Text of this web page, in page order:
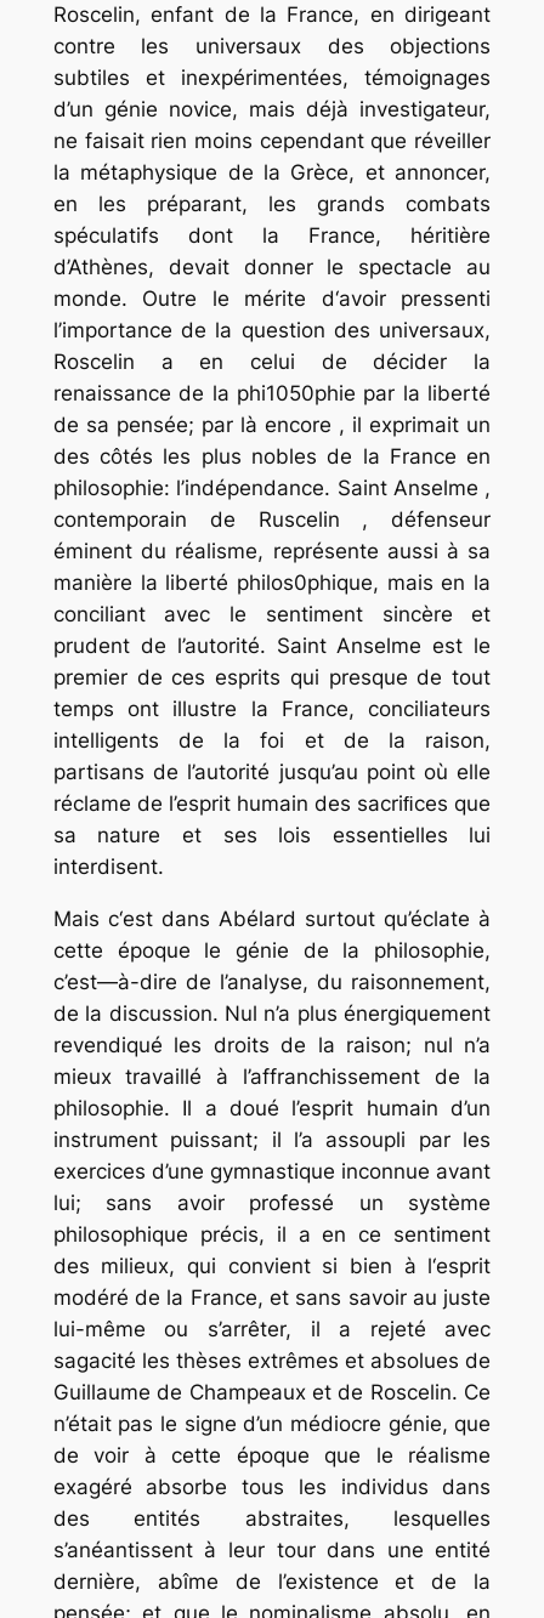
Roscelin, enfant de la France, en dirigeant
contre les universaux des objections
subtiles et inexpérimentées, témoignages
d’un génie novice, mais déjà investigateur,
ne faisait rien moins cependant que réveiller
la métaphysique de la Grèce, et annoncer,
en les préparant, les grands combats
spéculatifs dont la France, héritière
d’Athènes, devait donner le spectacle au
monde. Outre le mérite d‘avoir pressenti
l’importance de la question des universaux,
Roscelin a en celui de décider la
renaissance de la phi1050phie par la liberté
de sa pensée; par là encore , il exprimait un
des côtés les plus nobles de la France en
philosophie: l’indépendance. Saint Anselme ,
contemporain de Ruscelin , défenseur
éminent du réalisme, représente aussi à sa
manière la liberté philos0phique, mais en la
conciliant avec le sentiment sincère et
prudent de l’autorité. Saint Anselme est le
premier de ces esprits qui presque de tout
temps ont illustre la France, conciliateurs
intelligents de la foi et de la raison,
partisans de l’autorité jusqu’au point où elle
réclame de l’esprit humain des sacriﬁces que
sa nature et ses lois essentielles lui
interdisent.
Mais c‘est dans Abélard surtout qu’éclate à
cette époque le génie de la philosophie,
c’est—à-dire de l’analyse, du raisonnement,
de la discussion. Nul n’a plus énergiquement
revendiqué les droits de la raison; nul n’a
mieux travaillé à l’affranchissement de la
philosophie. Il a doué l’esprit humain d’un
instrument puissant; il l’a assoupli par les
exercices d’une gymnastique inconnue avant
lui; sans avoir professé un système
philosophique précis, il a en ce sentiment
des milieux, qui convient si bien à l‘esprit
modéré de la France, et sans savoir au juste
lui-même ou s’arrêter, il a rejeté avec
sagacité les thèses extrêmes et absolues de
Guillaume de Champeaux et de Roscelin. Ce
n’était pas le signe d’un médiocre génie, que
de voir à cette époque que le réalisme
exagéré absorbe tous les individus dans
des entités abstraites, lesquelles
s’anéantissent à leur tour dans une entité
dernière, abîme de l’existence et de la
pensée; et que le nominalisme absolu, en